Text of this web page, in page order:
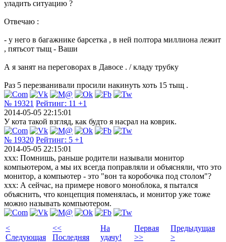
уладить ситуацию ?
Отвечаю :
- у него в багажнике барсетка , в ней полтора миллиона лежит
, пятьсот тыщ - Ваши
А я занят на переговорах в Давосе . / кладу трубку
Раз 5 перезванивали просили накинуть хоть 15 тыщ .
№ 19321 Рейтинг: 11 +1
2014-05-05 22:15:01
У кота такой взгляд, как будто я насрал на коврик.
№ 19320 Рейтинг: 5 +1
2014-05-05 22:15:01
xxx: Помнишь, раньше родители называли монитор
компьютером, а мы их всегда поправляли и объясняли, что это
монитор, а компьютер - это "вон та коробочка под столом"?
xxx: А сейчас, на примере нового моноблока, я пытался
объяснить, что концепция поменялась, и монитор уже тоже
можно называть компьютером.
<
Следующая
<<
Последняя
На
удачу!
Первая
>>
Предыдущая
>